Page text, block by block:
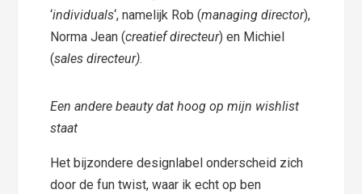
‘individuals‘, namelijk Rob (managing director),
Norma Jean (creatief directeur) en Michiel
(sales directeur).
Een andere beauty dat hoog op mijn wishlist
staat
Het bijzondere designlabel onderscheid zich
door de fun twist, waar ik echt op ben